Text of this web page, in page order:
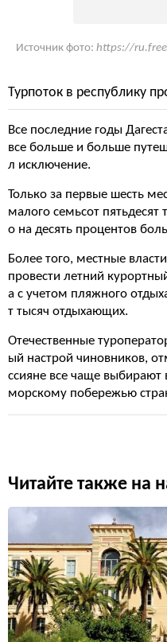
Источник фото: https://
Турпоток в республику
Все последние годы
все больше и больше
л исключение.
Только за первые шесть
малого семьсот пятьдесят
о на десять процентов
Более того, местные
провести летний
а с учетом пляжного
т тысяч отдыхающих.
Отечественные
ый настрой чиновников,
ссияне все чаще выбирают
морскому побережью
Читайте также на